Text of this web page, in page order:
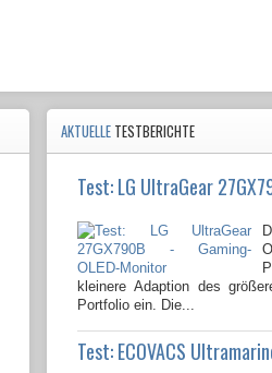
AKTUELLE TESTBERICHTE
Test: LG UltraGear
kleinere Adaption des
Portfolio ein. Die...
Test: ECOVACS